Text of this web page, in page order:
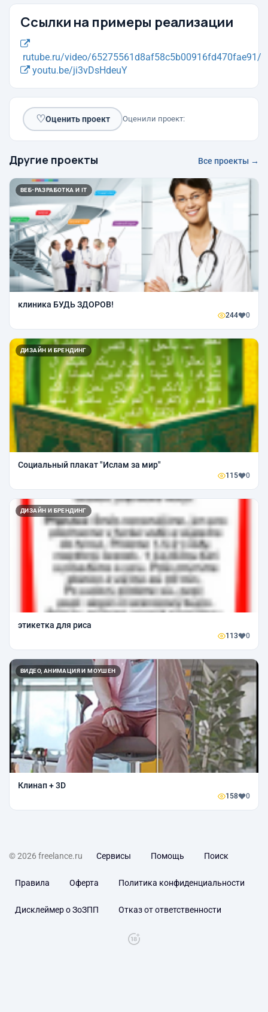
Ссылки на примеры реализации
rutube.ru/video/65275561d8af58c5b00916fd470fae91/
youtu.be/ji3vDsHdeuY
♡Оценить проект Оценили проект:
Другие проекты Все проекты →
ВЕБ-РАЗРАБОТКА И IT
клиника БУДЬ ЗДОРОВ!
244 0
ДИЗАЙН И БРЕНДИНГ
Социальный плакат "Ислам за мир"
115 0
ДИЗАЙН И БРЕНДИНГ
этикетка для риса
113 0
ВИДЕО, АНИМАЦИЯ И МОУШЕН
Клинап + 3D
158 0
© 2026 freelance.ru Сервисы Помощь Поиск
Правила Оферта Политика конфиденциальности
Дисклеймер о ЗоЗПП Отказ от ответственности